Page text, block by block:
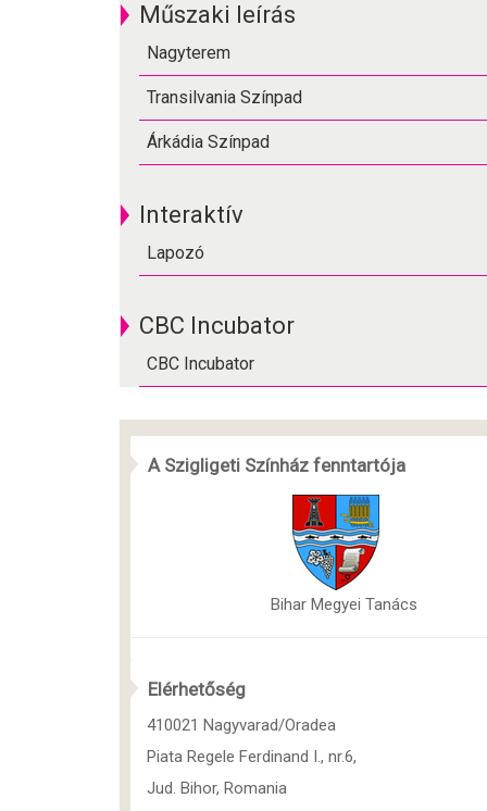
Műszaki leírás
Nagyterem
Transilvania Színpad
Árkádia Színpad
Interaktív
Lapozó
CBC Incubator
CBC Incubator
A Szigligeti Színház fenntartója
Bihar Megyei Tanács
Elérhetőség
410021 Nagyvarad/Oradea
Piata Regele Ferdinand I., nr.6,
Jud. Bihor, Romania